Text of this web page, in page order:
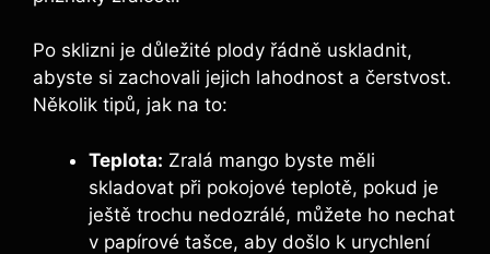
Po sklizni je důležité plody řádně uskladnit,
abyste si zachovali jejich lahodnost a čerstvost.
Několik tipů, jak na to:
Teplota: Zralá mango byste měli
skladovat při pokojové teplotě, pokud je
ještě trochu nedozrálé, můžete ho nechat
v papírové tašce, aby došlo k urychlení